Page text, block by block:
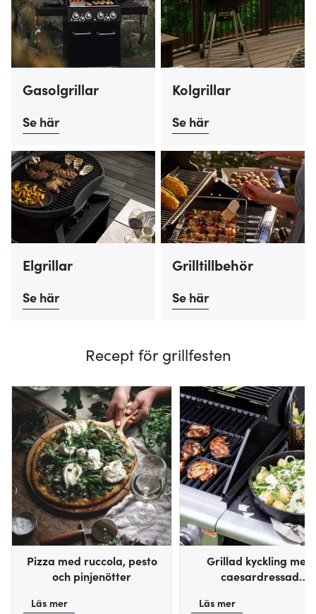
Gasolgrillar
Se här
Kolgrillar
Se här
Elgrillar
Se här
Grilltillbehör
Se här
Recept för grillfesten
Pizza med ruccola, pesto
och pinjenötter
Läs mer
Grillad kyckling med
caesardressad
Läs mer